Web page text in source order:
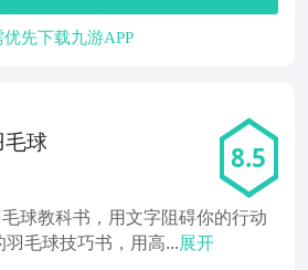
优先下载九游APP
毛球 8.5
球教科书，用文字阻碍你的行动
毛球技巧书，用高...展开